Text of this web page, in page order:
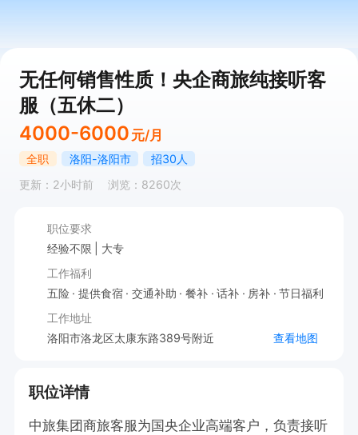
无任何销售性质！央企商旅纯接听客
服（五休二）
4000-6000 元/月
全职 洛阳-洛阳市
招30人
更新：2小时前
浏览：8260次
职位要求
经验不限
大专
工作福利
五险
提供食宿 交通补助 餐补 话补 房补
节日福利
工作地址
洛阳市洛龙区太康东路389号附近
查看地图
职位详情
中旅集团商旅客服为国央企业高端客户，负责接听